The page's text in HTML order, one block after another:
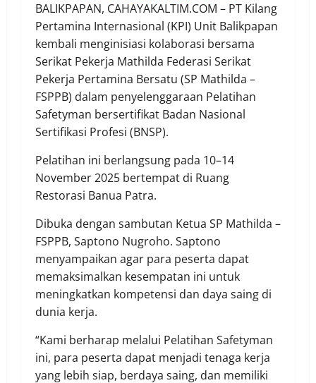
BALIKPAPAN, CAHAYAKALTIM.COM – PT Kilang
Pertamina Internasional (KPI) Unit Balikpapan
kembali menginisiasi kolaborasi bersama
Serikat Pekerja Mathilda Federasi Serikat
Pekerja Pertamina Bersatu (SP Mathilda –
FSPPB) dalam penyelenggaraan Pelatihan
Safetyman bersertifikat Badan Nasional
Sertifikasi Profesi (BNSP).
Pelatihan ini berlangsung pada 10–14
November 2025 bertempat di Ruang
Restorasi Banua Patra.
Dibuka dengan sambutan Ketua SP Mathilda –
FSPPB, Saptono Nugroho. Saptono
menyampaikan agar para peserta dapat
memaksimalkan kesempatan ini untuk
meningkatkan kompetensi dan daya saing di
dunia kerja.
“Kami berharap melalui Pelatihan Safetyman
ini, para peserta dapat menjadi tenaga kerja
yang lebih siap, berdaya saing, dan memiliki